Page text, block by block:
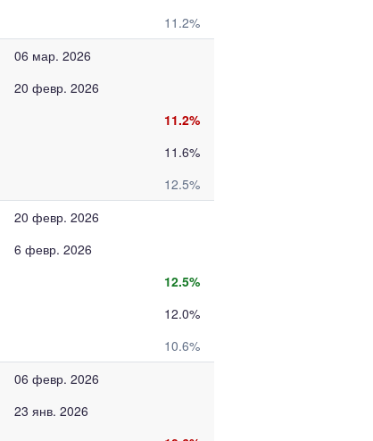
11.2%
06 мар. 2026
20 февр. 2026
11.2%
11.6%
12.5%
20 февр. 2026
6 февр. 2026
12.5%
12.0%
10.6%
06 февр. 2026
23 янв. 2026